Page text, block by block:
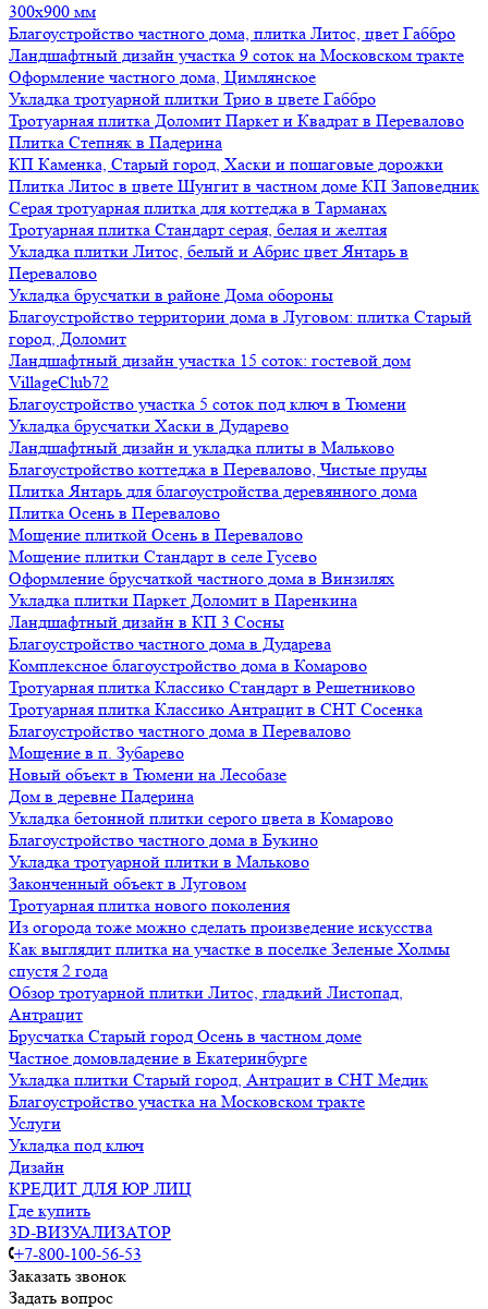
300х900 мм
Благоустройство частного дома, плитка Литос, цвет Габбро
Ландшафтный дизайн участка 9 соток на Московском тракте
Оформление частного дома, Цимлянское
Укладка тротуарной плитки Трио в цвете Габбро
Тротуарная плитка Доломит Паркет и Квадрат в Перевалово
Плитка Степняк в Падерина
КП Каменка, Старый город, Хаски и пошаговые дорожки
Плитка Литос в цвете Шунгит в частном доме КП Заповедник
Серая тротуарная плитка для коттеджа в Тарманах
Тротуарная плитка Стандарт серая, белая и желтая
Укладка плитки Литос, белый и Абрис цвет Янтарь в
Перевалово
Укладка брусчатки в районе Дома обороны
Благоустройство территории дома в Луговом: плитка Старый
город, Доломит
Ландшафтный дизайн участка 15 соток: гостевой дом
VillageClub72
Благоустройство участка 5 соток под ключ в Тюмени
Укладка брусчатки Хаски в Дударево
Ландшафтный дизайн и укладка плиты в Мальково
Благоустройство коттеджа в Перевалово, Чистые пруды
Плитка Янтарь для благоустройства деревянного дома
Плитка Осень в Перевалово
Мощение плиткой Осень в Перевалово
Мощение плитки Стандарт в селе Гусево
Оформление брусчаткой частного дома в Винзилях
Укладка плитки Паркет Доломит в Паренкина
Ландшафтный дизайн в КП 3 Сосны
Благоустройство частного дома в Дударева
Комплексное благоустройство дома в Комарово
Тротуарная плитка Классико Стандарт в Решетниково
Тротуарная плитка Классико Антрацит в СНТ Сосенка
Благоустройство частного дома в Перевалово
Мощение в п. Зубарево
Новый объект в Тюмени на Лесобазе
Дом в деревне Падерина
Укладка бетонной плитки серого цвета в Комарово
Благоустройство частного дома в Букино
Укладка тротуарной плитки в Мальково
Законченный объект в Луговом
Тротуарная плитка нового поколения
Из огорода тоже можно сделать произведение искусства
Как выглядит плитка на участке в поселке Зеленые Холмы
спустя 2 года
Обзор тротуарной плитки Литос, гладкий Листопад,
Антрацит
Брусчатка Старый город Осень в частном доме
Частное домовладение в Екатеринбурге
Укладка плитки Старый город, Антрацит в СНТ Медик
Благоустройство участка на Московском тракте
Услуги
Укладка под ключ
Дизайн
КРЕДИТ ДЛЯ ЮР ЛИЦ
Где купить
3D-ВИЗУАЛИЗАТОР
+7-800-100-56-53
Заказать звонок
Задать вопрос